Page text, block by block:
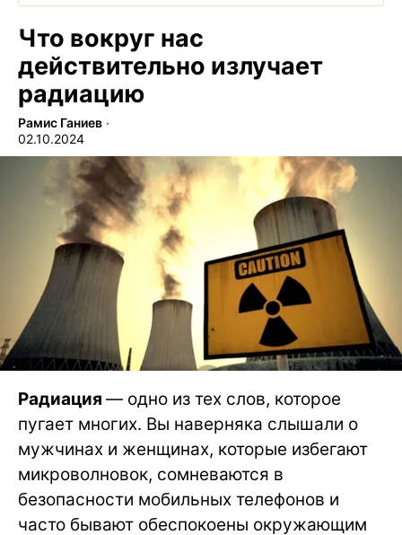
Что вокруг нас
действительно излучает
радиацию
Рамис Ганиев ∙
02.10.2024
Радиация — одно из тех слов, которое
пугает многих. Вы наверняка слышали о
мужчинах и женщинах, которые избегают
микроволновок, сомневаются в
безопасности мобильных телефонов и
часто бывают обеспокоены окружающим